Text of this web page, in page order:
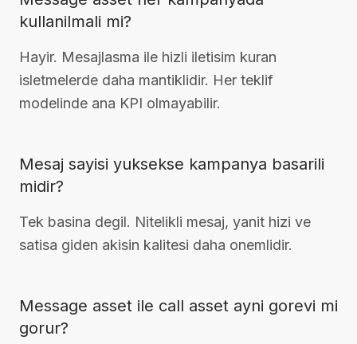
kullanilmali mi?
Hayir. Mesajlasma ile hizli iletisim kuran
isletmelerde daha mantiklidir. Her teklif
modelinde ana KPI olmayabilir.
Mesaj sayisi yuksekse kampanya basarili
midir?
Tek basina degil. Nitelikli mesaj, yanit hizi ve
satisa giden akisin kalitesi daha onemlidir.
Message asset ile call asset ayni gorevi mi
gorur?